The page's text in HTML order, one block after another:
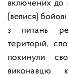
включених до
(велися) бойові
з питань
територій,
покинули
виконавцю